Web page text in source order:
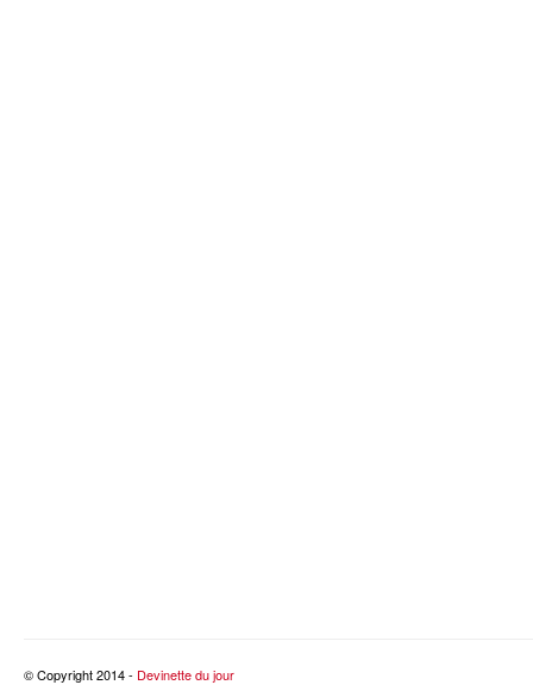
© Copyright 2014 - Devinette du jour